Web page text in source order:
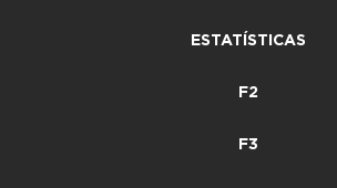
ESTATÍSTICAS
F2
F3